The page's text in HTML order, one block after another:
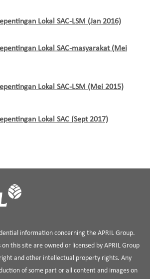
Lokal SAC-LSM (Jan 2016)
Lokal SAC-masyarakat (Mei
Lokal SAC-LSM (Mei 2015)
Lokal SAC (Sept 2017)
information concerning the APRIL Group.
this site are owned or licensed by APRIL Group
and other intellectual property rights. Any
of some part or all content and images on